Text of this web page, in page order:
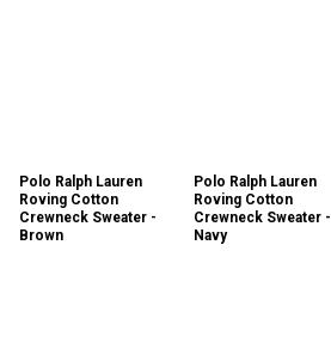
Polo Ralph Lauren
Roving Cotton
Crewneck Sweater -
Brown
Polo Ralph Lauren
Roving Cotton
Crewneck Sweater -
Navy